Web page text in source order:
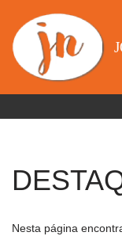
Avançar
para
Nesta página